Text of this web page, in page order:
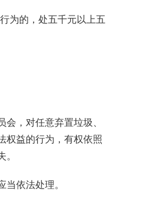
为的，处五千元以上五
，对任意弃置垃圾、
权益的行为，有权依照
依法处理。